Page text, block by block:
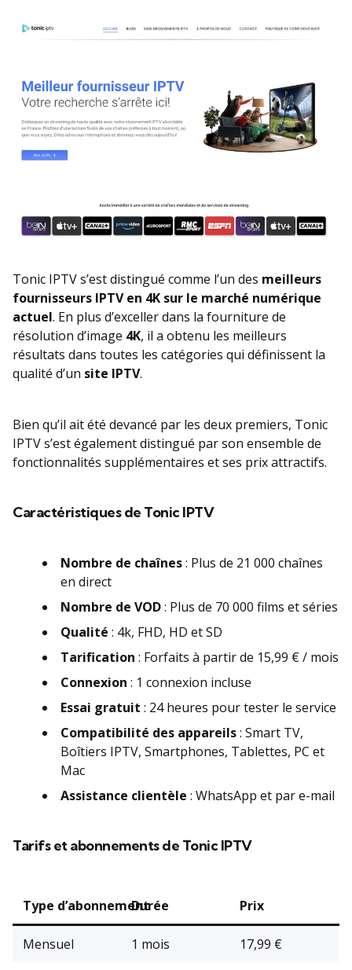
Tonic IPTV s’est distingué comme l’un des meilleurs
fournisseurs IPTV en 4K sur le marché numérique
actuel. En plus d’exceller dans la fourniture de
résolution d’image 4K, il a obtenu les meilleurs
résultats dans toutes les catégories qui définissent la
qualité d’un site IPTV.
Bien qu’il ait été devancé par les deux premiers, Tonic
IPTV s’est également distingué par son ensemble de
fonctionnalités supplémentaires et ses prix attractifs.
Caractéristiques de Tonic IPTV
Nombre de chaînes: Plus de 21 000 chaînes
en direct
Nombre de VOD: Plus de 70 000 films et séries
Qualité : 4k, FHD, HD et SD
Tarification : Forfaits à partir de 15,99 € / mois
Connexion : 1 connexion incluse
Essai gratuit : 24 heures pour tester le service
Compatibilité des appareils: Smart TV,
Boîtiers IPTV, Smartphones, Tablettes, PC et
Mac
Assistance clientèle : WhatsApp et par e-mail
Tarifs et abonnements de Tonic IPTV
Type d’abonnementDurée Prix
Mensuel 1 mois 17,99 €